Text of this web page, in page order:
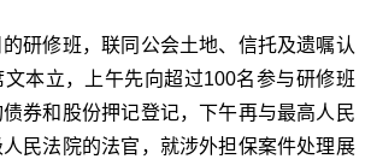
研修班，联同公会土地、信托及遗嘱认
本立，上午先向超过100名参与研修班
券和股份押记登记，下午再与最高人民
民法院的法官，就涉外担保案件处理展